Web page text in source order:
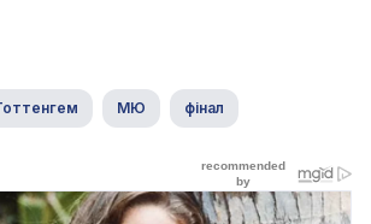
МЮ фінал